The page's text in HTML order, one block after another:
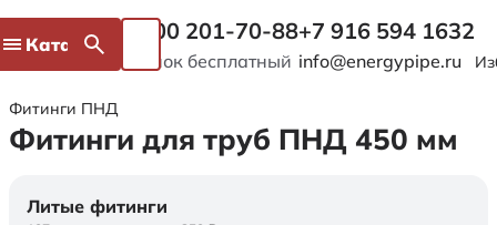
Каталог 8 800 201-70-88
Звонок бесплатный
+7 916 594 1632
info@energypipe.ru
Фитинги ПНД
Фитинги для труб ПНД 450 мм
Литые фитинги